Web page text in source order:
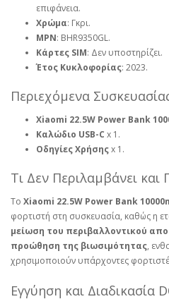
επιφάνεια.
Χρώμα: Γκρι.
MPN: BHR9350GL.
Κάρτες SIM: Δεν υποστηρίζει.
Έτος Κυκλοφορίας: 2023.
Περιεχόμενα
Xiaomi 22.5W Power Bank
Καλώδιο USB-C x 1.
Οδηγίες Χρήσηςx 1.
Τι Δεν Περιλαμβάνει και
Το Xiaomi 22.5W Power Bank
φορτιστή στη συσκευασία, καθώς η
μείωση του περιβαλλοντικού
προώθηση της βιωσιμότητας,
χρησιμοποιούν υπάρχοντες
Εγγύηση και Διαδικασία